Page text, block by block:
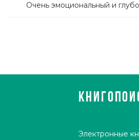
Очень эмоциональный и
Электронные